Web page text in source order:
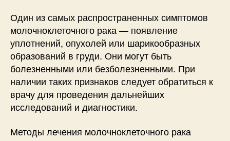
Один из самых распространенных симптомов
молочноклеточного рака — появление
уплотнений, опухолей или шарикообразных
образований в груди. Они могут быть
болезненными или безболезненными. При
наличии таких признаков следует обратиться к
врачу для проведения дальнейших
исследований и диагностики.
Методы лечения молочноклеточного рака